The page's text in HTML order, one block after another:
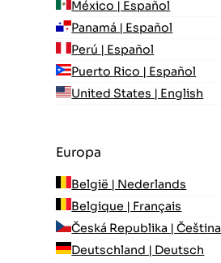
México | Español
Panamá | Español
Perú | Español
Puerto Rico | Español
United States | English
Europa
België | Nederlands
Belgique | Français
Česká Republika | Čeština
Deutschland | Deutsch